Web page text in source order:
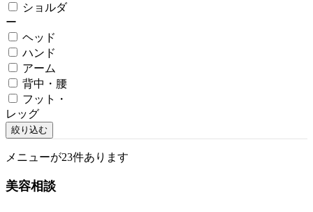
ショルダ
ー
ヘッド
ハンド
アーム
背中・腰
フット・
レッグ
絞り込む
メニューが23件あります
美容相談